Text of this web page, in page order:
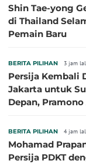
Shin Tae-yong
di Thailand
Pemain Baru
BERITA PILIHAN 3 jam
Persija Kembali
Jakarta untuk
Depan,
BERITA PILIHAN 4 jam
Mohamad
Persija PDKT